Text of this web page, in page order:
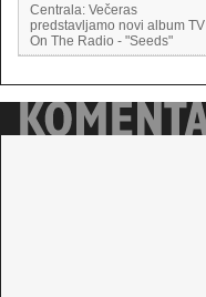
Centrala: Večeras
predstavljamo novi album TV
On The Radio - "Seeds"